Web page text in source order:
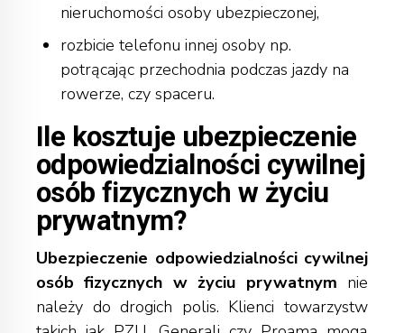
nieruchomości osoby ubezpieczonej,
rozbicie telefonu innej osoby np.
potrącając przechodnia podczas jazdy na
rowerze, czy spaceru.
Ile kosztuje ubezpieczenie
odpowiedzialności cywilnej
osób fizycznych w życiu
prywatnym?
Ubezpieczenie odpowiedzialności cywilnej
osób fizycznych w życiu prywatnym nie
należy do drogich polis. Klienci towarzystw